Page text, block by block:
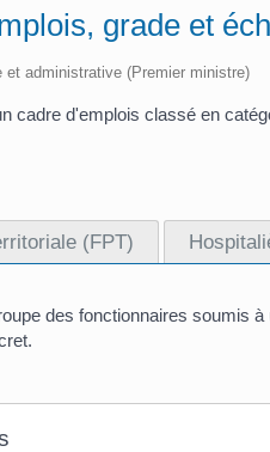
grade et
administrative (Premier ministre)
cadre d'emplois classé en
(FPT)
des fonctionnaires